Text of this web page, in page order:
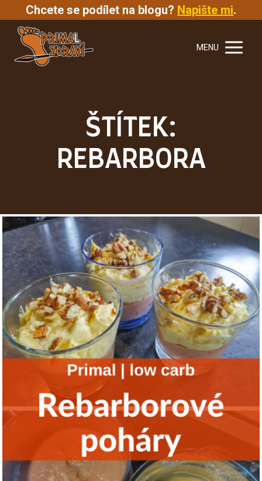
Chcete se podílet na blogu? Napište mi.
MENU
ŠTÍTEK:
REBARBORA